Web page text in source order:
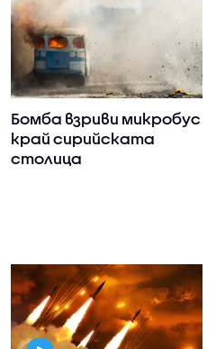
Бомба взриви микробус
край сирийската
столица